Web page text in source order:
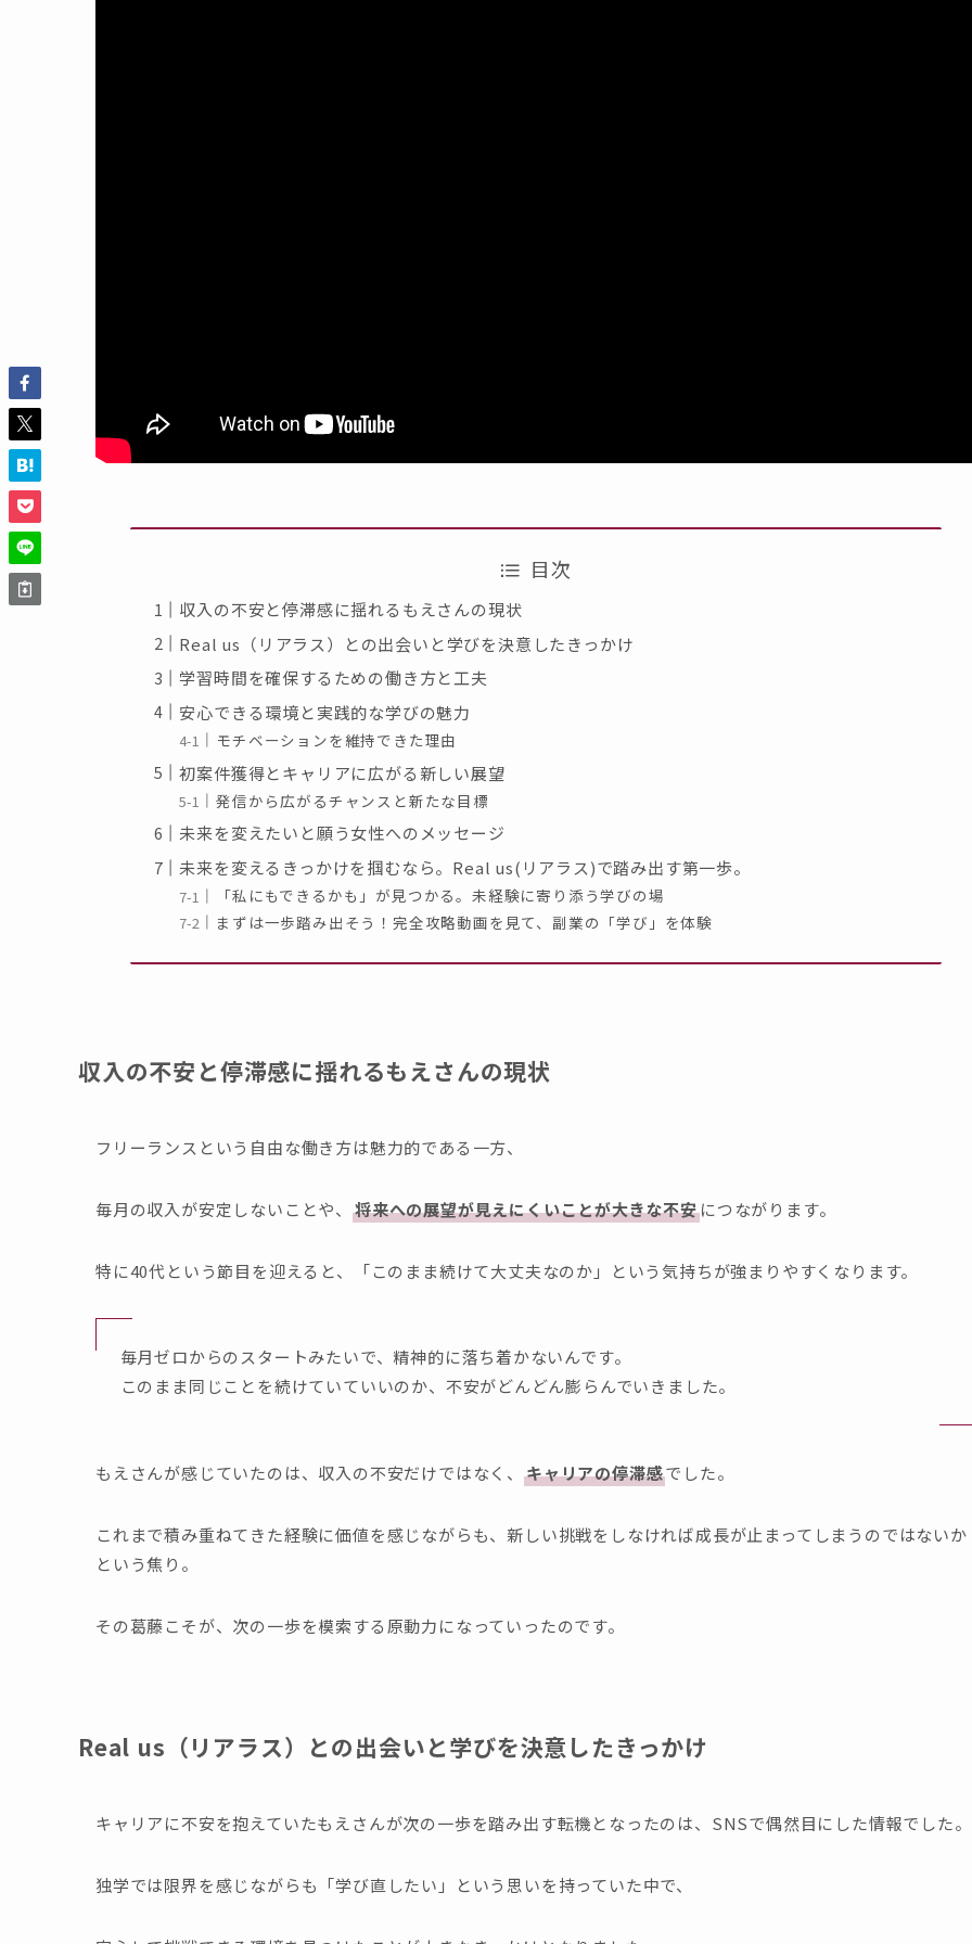
目次
収入の不安と停滞感に揺れるもえさんの現状
Real us（リアラス）との出会いと学びを決意したきっかけ
学習時間を確保するための働き方と工夫
安心できる環境と実践的な学びの魅力
モチベーションを維持できた理由
初案件獲得とキャリアに広がる新しい展望
発信から広がるチャンスと新たな目標
未来を変えたいと願う女性へのメッセージ
未来を変えるきっかけを掴むなら。Real us(リアラス)で踏み出す第一歩。
「私にもできるかも」が見つかる。未経験に寄り添う学びの場
まずは一歩踏み出そう！完全攻略動画を見て、副業の「学び」を体験
収入の不安と停滞感に揺れるもえさんの現状
フリーランスという自由な働き方は魅力的である一方、
毎月の収入が安定しないことや、 将来への展望が見えにくいことが大きな不安につながります。
特に40代という節目を迎えると、「このまま続けて大丈夫なのか」という気持ちが強まりやすくなります。
毎月ゼロからのスタートみたいで、精神的に落ち着かないんです。
このまま同じことを続けていていいのか、不安がどんどん膨らんでいきました。
もえさんが感じていたのは、収入の不安だけではなく、 キャリアの停滞感でした。
これまで積み重ねてきた経験に価値を感じながらも、新しい挑戦をしなければ成長が止まってしまうのではないか
という焦り。
その葛藤こそが、次の一歩を模索する原動力になっていったのです。
Real us（リアラス）との出会いと学びを決意したきっかけ
キャリアに不安を抱えていたもえさんが次の一歩を踏み出す転機となったのは、SNSで偶然目にした情報でした。
独学では限界を感じながらも「学び直したい」という思いを持っていた中で、